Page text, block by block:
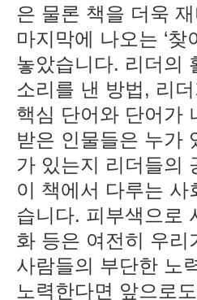
은 물론 책을 더욱
마지막에 나오는 ‘
놓았습니다. 리더의
소리를 낸 방법, 리
핵심 단어와 단어가
받은 인물들은 누가
가 있는지 리더들의
이 책에서 다루는
습니다. 피부색으로
화 등은 여전히 우
사람들의 부단한 노
노력한다면 앞으로